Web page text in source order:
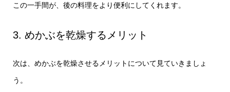
この一手間が、後の料理をより便利にしてくれます。
3. めかぶを乾燥するメリット
次は、めかぶを乾燥させるメリットについて見ていきましょ
う。